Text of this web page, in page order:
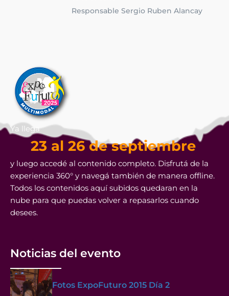
Responsable Sergio Ruben Alancay
Ya llega
23 al 26 de septiembre
y luego accedé al contenido completo. Disfrutá de la
experiencia 360° y navegá también de manera offline.
Todos los contenidos aquí subidos quedaran en la
nube para que puedas volver a repasarlos cuando
desees.
Noticias del evento
Fotos ExpoFuturo 2015 Día 2